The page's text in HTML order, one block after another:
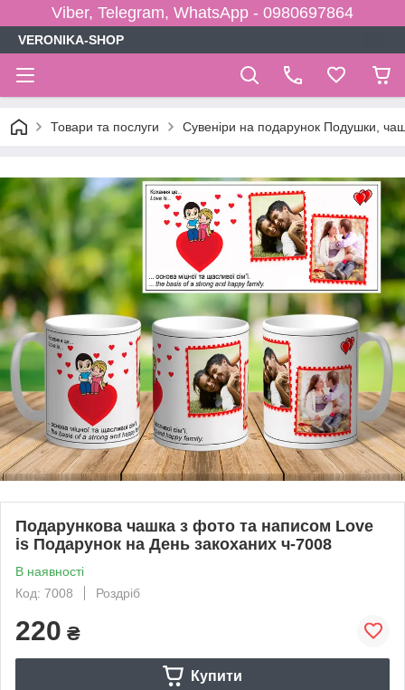
Viber, Telegram, WhatsApp - 0980697864
VERONIKA-SHOP
Товари та послуги Сувеніри на подарунок Подушки,
Подарункова чашка з фото та написом Love
is Подарунок на День закоханих ч-7008
В наявності
Код: 7008
Роздріб
220 ₴
Купити